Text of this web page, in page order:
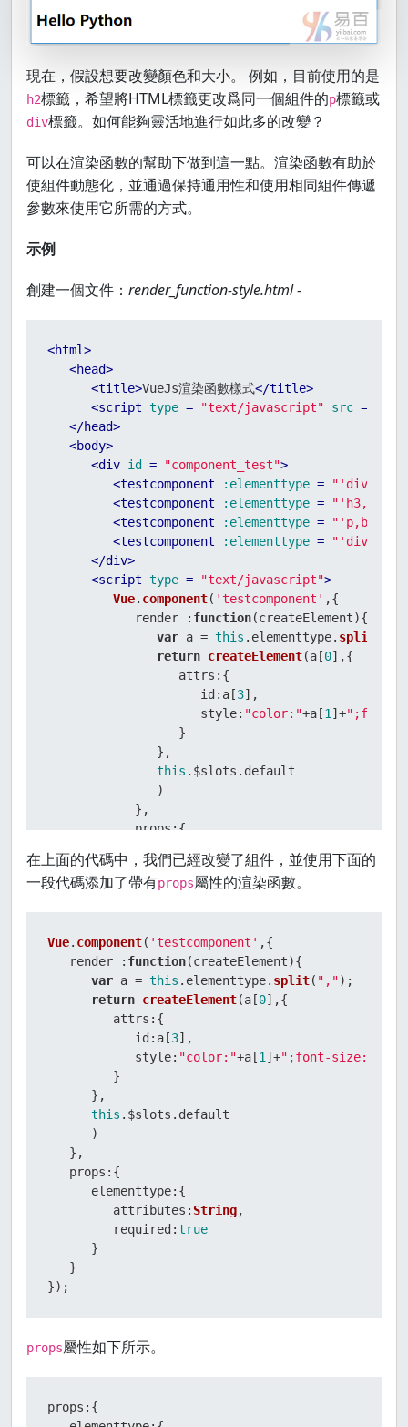
現在，假設想要改變顏色和大小。 例如，目前使用的是
h2標籤，希望將HTML標籤更改爲同一個組件的p標籤或
div標籤。如何能夠靈活地進行如此多的改變？
可以在渲染函數的幫助下做到這一點。渲染函數有助於
使組件動態化，並通過保持通用性和使用相同組件傳遞
參數來使用它所需的方式。
示例
創建一個文件： render_function-style.html-
<html>
<head>
<title>VueJs渲染函數樣式</title>
<script type = "text/javascript" src =
</head>
<body>
<div id = "component_test">
<testcomponent :elementtype =
<testcomponent :elementtype =
<testcomponent :elementtype =
<testcomponent :elementtype =
</div>
<script type = "text/javascript">
Vue. component( 'testcomponent' ,{
            render :
function(createElement){
var a = this . elementtype. split
return createElement(a[0],{
attrs :{
id :a[3],
style: "color:"+a[1 ]+";font-
                  }
               },
this . $slots . default
               )
            },
props :{
attributes:String,
required:true
         });
var vm = new Vue({
el : '#component_test'
         });
script >
在上面的代碼中，我們已經改變了組件，並使用下面的
一段代碼添加了帶有props屬性的渲染函數。
Vue. component( 'testcomponent' ,{
   render :
function(createElement){
var a = this . elementtype. split( ",");
return createElement(a[0],{
attrs :{
id :a[3],
style: "color:"+a[1 ]+";font-size:"
         }
      },
this . $slots . default
      )
   },
props :{
elementtype:{
attributes : String,
required :true
      }
   }
});
props屬性如下所示。
props:{